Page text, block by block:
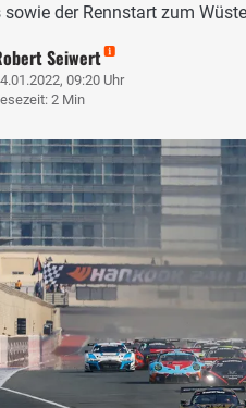
der Rennstart zum
Seiwert
09:20 Uhr
2 Min